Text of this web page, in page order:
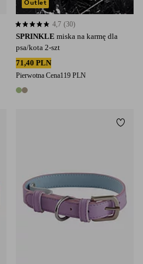
SPRINKLE miska na karmę dla
psa/kota 2-szt
71,40 PLN
Pierwotna Cena119 PLN
2 kolory
4,7 opierając się na 30 ocenach
4,7 (30)
Outlet
do ulubionych